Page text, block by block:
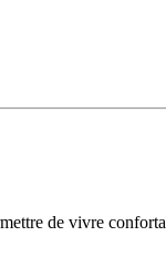
de vivre